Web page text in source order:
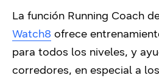
La función Running Coach
Watch8 ofrece
para todos los niveles, y
corredores, en especial a